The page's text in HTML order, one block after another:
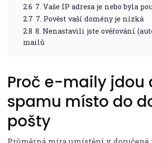
2.6 7. Vaše IP adresa je nebo byla
2.7 7. Pověst vaší domény je nízká
2.8 8. Nenastavili jste ověřování
mailů
Proč e-maily jdou
spamu místo do
pošty